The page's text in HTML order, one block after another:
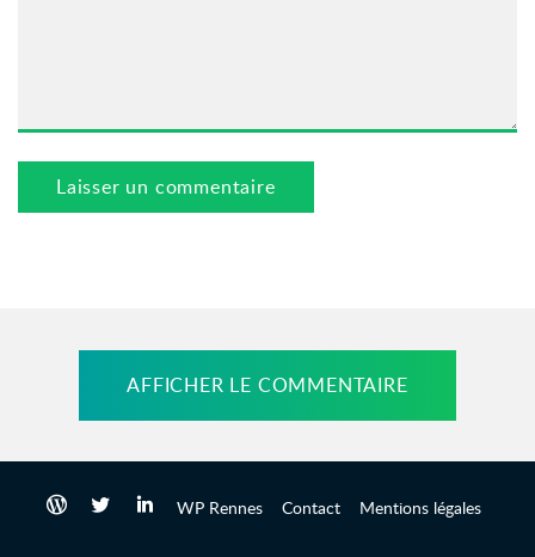
AFFICHER LE COMMENTAIRE
WP Rennes Contact Mentions légales